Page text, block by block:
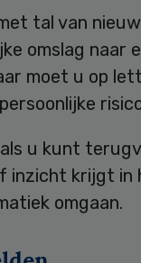
tal van
omslag naar
moet u op
u kunt
krijgt in
omgaan.